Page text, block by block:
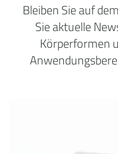
Bleiben Sie auf
Sie aktuelle
Körperformen